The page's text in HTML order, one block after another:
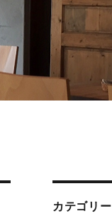
カテゴリー